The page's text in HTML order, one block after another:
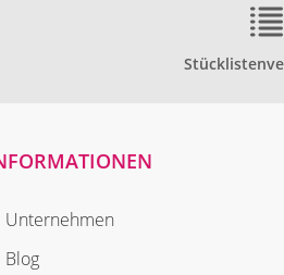
Unternehmen
Blog